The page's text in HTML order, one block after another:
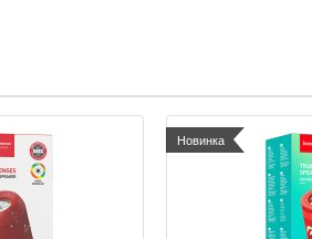
Новинка